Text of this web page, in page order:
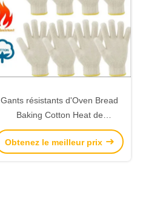
Gants résistants d'Oven Bread
Baking Cotton Heat de
BARBECUE pour faire isolée
Obtenez le meilleur prix